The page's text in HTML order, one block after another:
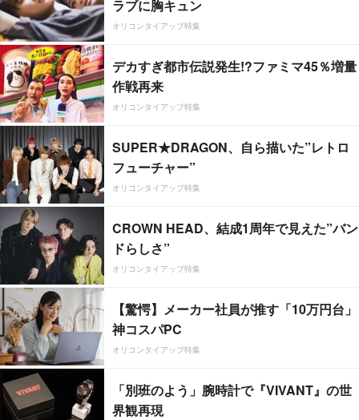
ラブに胸キュン
オリコンタイアップ特集
デカすぎ都市伝説発生!?ファミマ45％増量
作戦再来
オリコンタイアップ特集
SUPER★DRAGON、自ら描いた”レトロ
フューチャー”
オリコンタイアップ特集
CROWN HEAD、結成1周年で見えた”バン
ドらしさ”
オリコンタイアップ特集
【驚愕】メーカー社員が推す「10万円台」
神コスパPC
オリコンタイアップ特集
「別班のよう」腕時計で『VIVANT』の世
界観再現